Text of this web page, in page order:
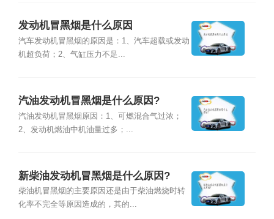
发动机冒黑烟是什么原因
汽车发动机冒黑烟的原因是：1、汽车超载或发动
机超负荷；2、气缸压力不足...
汽油发动机冒黑烟是什么原因?
汽油发动机冒黑烟原因：1、可燃混合气过浓；
2、发动机燃油中机油量过多；...
新柴油发动机冒黑烟是什么原因?
柴油机冒黑烟的主要原因还是由于柴油燃烧时转
化率不完全等原因造成的，其的...